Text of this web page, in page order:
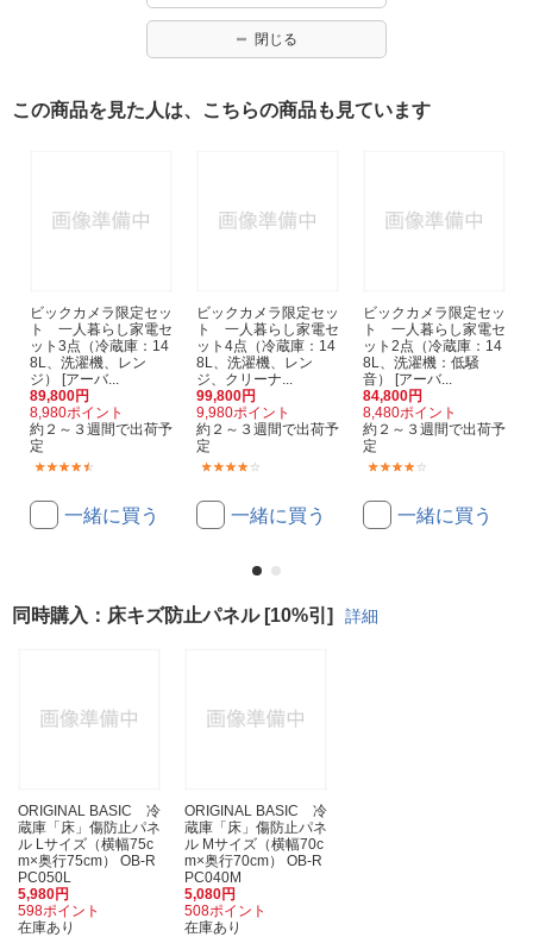
閉じる
この商品を見た人は、こちらの商品も見ています
ビックカメラ限定セッ
ト 一人暮らし家電セ
ット3点（冷蔵庫：14
8L、洗濯機、レン
ジ） [アーバ...
89,800円
8,980ポイント
約２～３週間で出荷予
定
一緒に買う
ビックカメラ限定セッ
ト 一人暮らし家電セ
ット4点（冷蔵庫：14
8L、洗濯機、レン
ジ、クリーナ...
99,800円
9,980ポイント
約２～３週間で出荷予
定
一緒に買う
ビックカメラ限定セッ
ト 一人暮らし家電セ
ット2点（冷蔵庫：14
8L、洗濯機：低騒
音） [アーバ...
84,800円
8,480ポイント
約２～３週間で出荷予
定
一緒に買う
同時購入：床キズ防止パネル [10%引] 詳細
ORIGINAL BASIC 冷
蔵庫「床」傷防止パネ
ル Lサイズ（横幅75c
m×奥行75cm） OB-R
PC050L
5,980円
598ポイント
在庫あり
ORIGINAL BASIC 冷
蔵庫「床」傷防止パネ
ル Mサイズ（横幅70c
m×奥行70cm） OB-R
PC040M
5,080円
508ポイント
在庫あり